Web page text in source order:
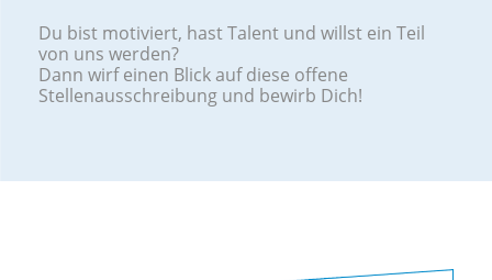
Du bist motiviert, hast Talent und willst ein Teil
von uns werden?
Dann wirf einen Blick auf diese offene
Stellenausschreibung und bewirb Dich!